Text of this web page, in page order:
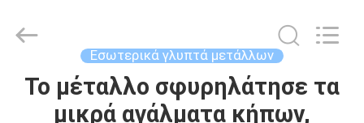
ΣΠΊΤΙ
Ltd..
Developed
Εσωτερικά γλυπτά μετάλλων
Το μέταλλο σφυρηλάτησε τα
μικρά αγάλματα κήπων,